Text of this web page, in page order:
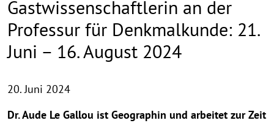
Gastwissenschaftlerin an der
Professur für Denkmalkunde: 21.
Juni – 16. August 2024
20. Juni 2024
Dr. Aude Le Gallou ist Geographin und arbeitet zur Zeit